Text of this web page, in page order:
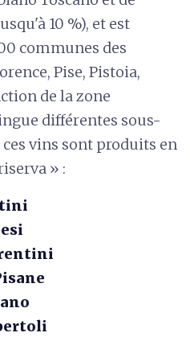
10 %), et est
communes des
Pise, Pistoia,
de la zone
différentes sous-
vins sont produits en
» :